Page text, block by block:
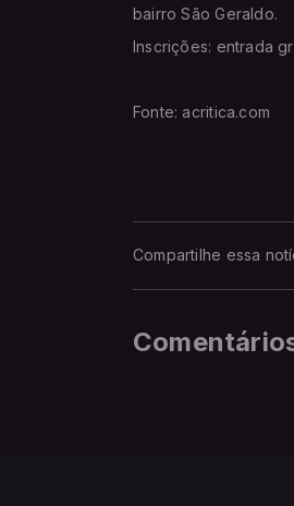
bairro São Geraldo.
Inscrições: entrada
Fonte: acritica.com
Compartilhe essa